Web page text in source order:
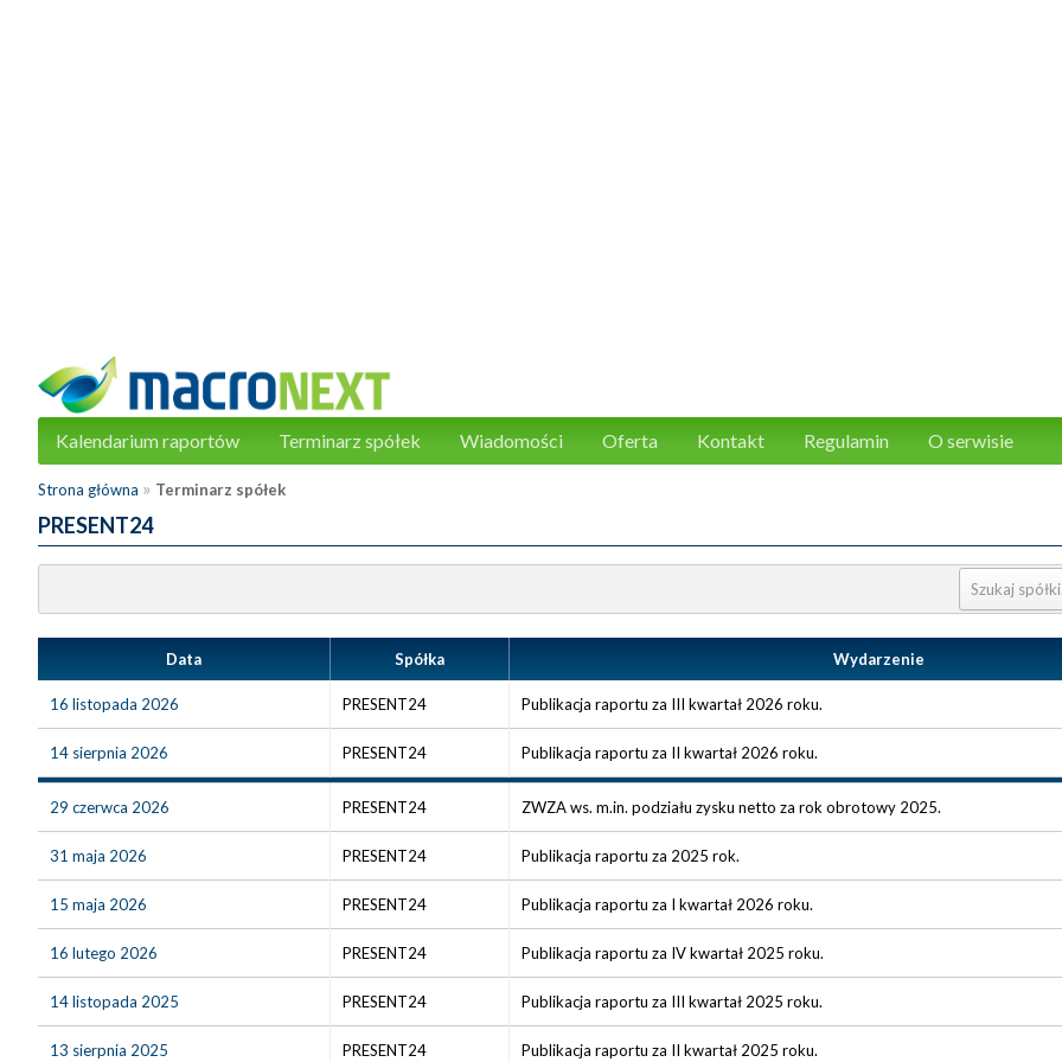
Kalendarium raportów Terminarz spółek Wiadomości Oferta Kontakt Regulamin O serwisie
Strona główna » Terminarz spółek
PRESENT24
Data Spółka Wydarzenie
16 listopada 2026 PRESENT24 Publikacja raportu za III kwartał 2026 roku.
14 sierpnia 2026 PRESENT24 Publikacja raportu za II kwartał 2026 roku.
29 czerwca 2026 PRESENT24 ZWZA ws. m.in. podziału zysku netto za rok obrotowy 2025.
31 maja 2026 PRESENT24 Publikacja raportu za 2025 rok.
15 maja 2026 PRESENT24 Publikacja raportu za I kwartał 2026 roku.
16 lutego 2026 PRESENT24 Publikacja raportu za IV kwartał 2025 roku.
14 listopada 2025 PRESENT24 Publikacja raportu za III kwartał 2025 roku.
13 sierpnia 2025 PRESENT24 Publikacja raportu za II kwartał 2025 roku.